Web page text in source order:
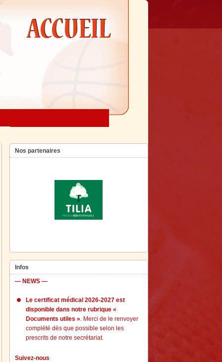
Nos partenaires
Infos
— NEWS —
Le certificat médical 2026-2027 est
disponible dans notre rubrique «
Documents utiles ». Merci de le renvoyer
complété dès que possible selon les
prescrits de notre secrétariat.
Suivez-nous